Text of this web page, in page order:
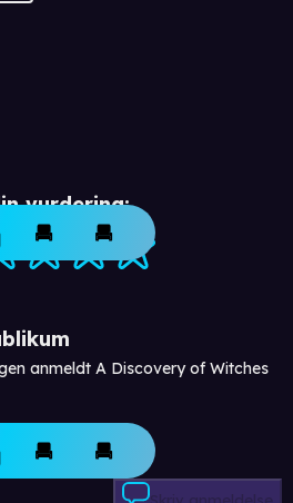
vurdering:
anmeldt A Discovery of Witches